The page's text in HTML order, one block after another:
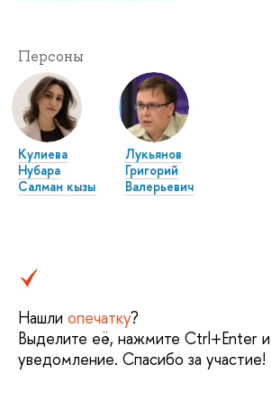
Персоны
Кулиева
Нубара
Салман кызы
Лукьянов
Григорий
Валерьевич
Нашли опечатку?
Выделите её, нажмите Ctrl+Enter и
уведомление. Спасибо за участие!